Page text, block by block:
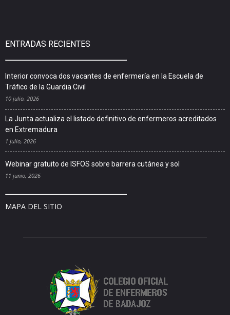
ENTRADAS RECIENTES
Interior convoca dos vacantes de enfermería en la Escuela de
Tráfico de la Guardia Civil
10 julio, 2026
La Junta actualiza el listado definitivo de enfermeros acreditados
en Extremadura
1 julio, 2026
Webinar gratuito de ISFOS sobre barrera cutánea y sol
11 junio, 2026
MAPA DEL SITIO